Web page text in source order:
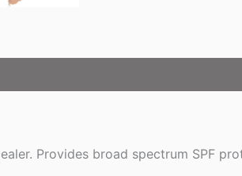
Provides broad spectrum SPF